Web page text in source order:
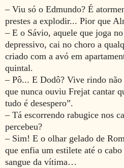
– Viu só o Edmundo? É
prestes a explodir... Pior que
– E o Sávio, aquele que joga
depressivo, cai no choro a
criado com a avó em
quintal.
– Pô... E Dodô? Vive rindo não
que nunca ouviu Frejat cantar
tudo é desespero”.
– Tá escorrendo rabugice nos
percebeu?
– Sim! E o olhar gelado de
que enfia um estilete até o
sangue da vítima…